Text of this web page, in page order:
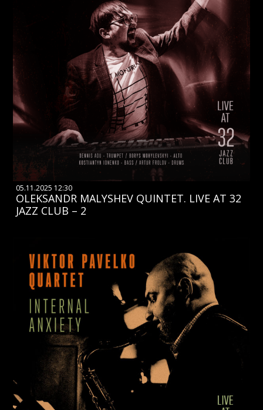
05.11.2025 12:30
OLEKSANDR MALYSHEV QUINTET. LIVE AT 32
JAZZ CLUB – 2